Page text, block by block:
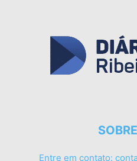
Entre em contato: